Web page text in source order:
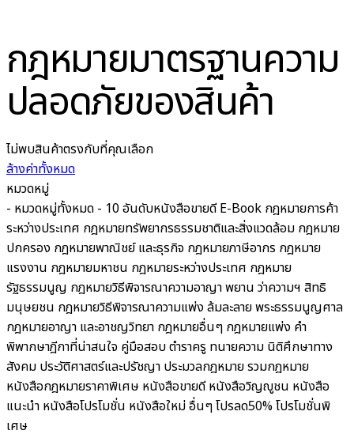
กฎหมายมาตรฐานความ
ปลอดภัยของสินค้า
ไม่พบสินค้าตรงกับที่คุณเลือก
ล้างค่าทั้งหมด
หมวดหมู่
- หมวดหมู่ทั้งหมด - 10 อันดับหนังสือขายดี E-Book กฎหมายการค้า
ระหว่างประเทศ กฎหมายทรัพยากรธรรมชาติและสิ่งแวดล้อม กฎหมาย
ปกครอง กฎหมายพาณิชย์ และธุรกิจ กฎหมายภาษีอากร กฎหมาย
แรงงาน กฎหมายมหาชน กฎหมายระหว่างประเทศ กฎหมาย
รัฐธรรมนูญ กฎหมายวิธีพิจารณาความอาญา พยาน ว่าความฯ สิทธิ
มนุษยชน กฎหมายวิธีพิจารณาความแพ่ง ล้มละลาย พระธรรมนูญศาล
กฎหมายอาญา และอาชญวิทยา กฎหมายอื่นๆ กฎหมายแพ่ง คำ
พิพากษาฎีกาที่น่าสนใจ คู่มือสอบตำราครู ทนายความ นิติศึกษาทาง
สังคม ประวัติศาสตร์และปรัชญา ประมวลกฎหมาย รวมกฎหมาย
หนังสือกฎหมายราคาพิเศษ หนังสือขายดี หนังสือวิญญูชน หนังสือ
แนะนำ หนังสือโปรโมชั่น หนังสือใหม่อื่นๆโปรลด50%โปรโมชั่นพิ
เศษ